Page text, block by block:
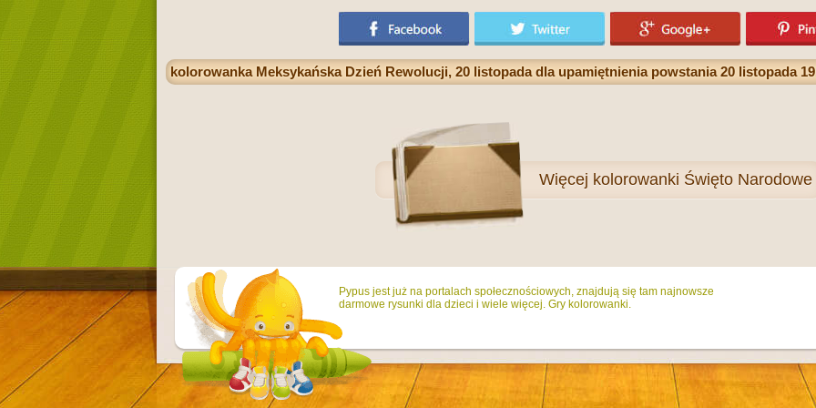
kolorowanka Meksykańska Dzień Rewolucji, 20 listopada dla upamiętnienia powstania 20 listopada
Więcej kolorowanki Święto Narodowe
Pypus jest już na portalach społecznościowych, znajdują się tam najnowsze
darmowe rysunki dla dzieci i wiele więcej. Gry kolorowanki.